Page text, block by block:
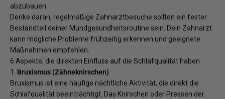
abzubauen.
Denke daran, regelmäßige Zahnarztbesuche sollten ein fester
Bestandteil deiner Mundgesundheitsroutine sein. Dein Zahnarzt
kann mögliche Probleme frühzeitig erkennen und geeignete
Maßnahmen empfehlen.
6 Aspekte, die direkten Einfluss auf die Schlafqualität haben
1. Bruxismus (Zähneknirschen)
Bruxismus ist eine häufige nächtliche Aktivität, die direkt die
Schlafqualität beeinträchtigt. Das Knirschen oder Pressen der